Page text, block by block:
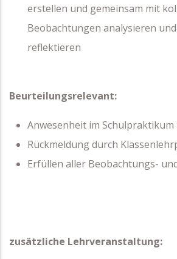
erstellen und gemeinsam mit
Beobachtungen analysieren und
Beurteilungsrelevant:
Anwesenheit im Schulpraktikum
Rückmeldung durch
Erfüllen aller Beobachtungs-
zusätzliche Lehrveranstaltung: